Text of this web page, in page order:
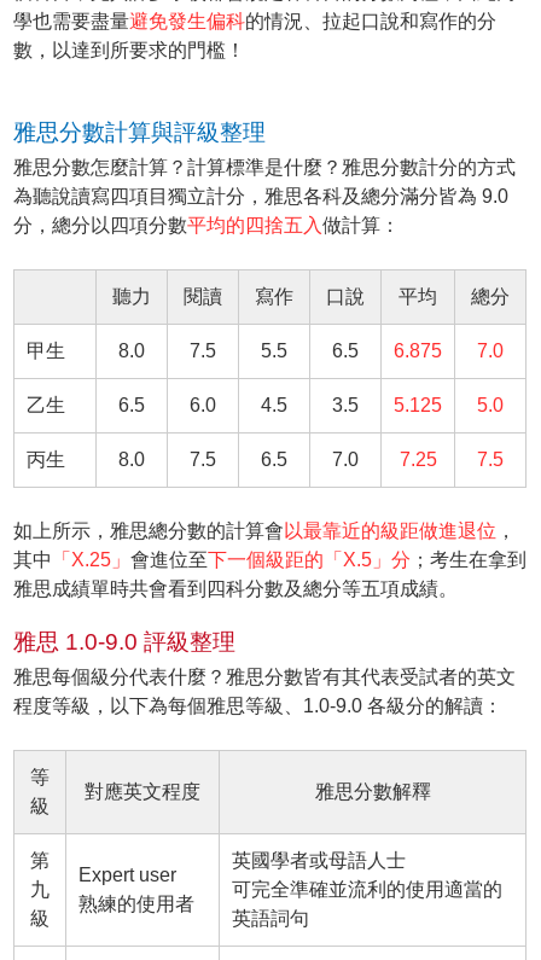
學也需要盡量避免發生偏科的情況、拉起口說和寫作的分
數，以達到所要求的門檻！
雅思分數計算與評級整理
雅思分數怎麼計算？計算標準是什麼？雅思分數計分的方式
為聽說讀寫四項目獨立計分，雅思各科及總分滿分皆為 9.0
分，總分以四項分數平均的四捨五入做計算：
聽力 閱讀 寫作 口說 平均 總分
甲生 8.0 7.5 5.5 6.5 6.875 7.0
乙生 6.5 6.0 4.5 3.5 5.125 5.0
丙生 8.0 7.5 6.5 7.0 7.25 7.5
如上所示，雅思總分數的計算會 以最靠近的級距做進退位 ，
其中
「X.25」會進位至下一個級距的「X.5」分 ；考生在拿到
雅思成績單時共會看到四科分數及總分等五項成績。
雅思 1.0-9.0 評級整理
雅思每個級分代表什麼？雅思分數皆有其代表受試者的英文
程度等級，以下為每個雅思等級、1.0-9.0 各級分的解讀：
等
級
對應英文程度 雅思分數解釋
第
九
級
Expert user
熟練的使用者
英國學者或母語人士
可完全準確並流利的使用適當的
英語詞句